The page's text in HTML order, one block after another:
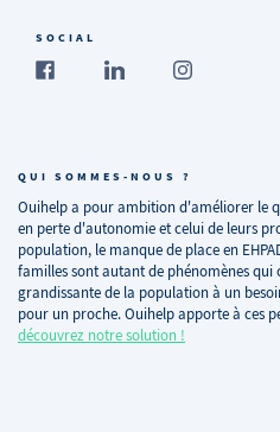
SOCIAL
QUI SOMMES-NOUS ?
Ouihelp a pour ambition d'améliorer le
en perte d'autonomie et celui de leurs
population, le manque de place en
familles sont autant de phénomènes
grandissante de la population à un
pour un proche. Ouihelp apporte à ces
découvrez notre solution !